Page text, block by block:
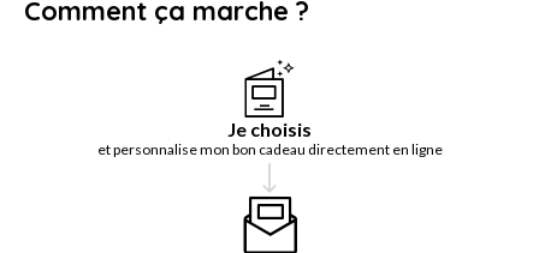
Comment ça marche ?
Je choisis
et personnalise mon bon cadeau directement en ligne